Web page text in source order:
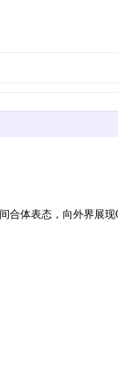
体表态，向外界展现